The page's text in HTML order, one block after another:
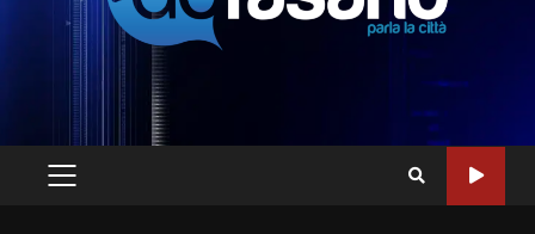
PRIMARY